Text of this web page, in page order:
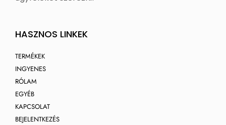
HASZNOS LINKEK
TERMÉKEK
INGYENES
RÓLAM
EGYÉB
KAPCSOLAT
BEJELENTKEZÉS